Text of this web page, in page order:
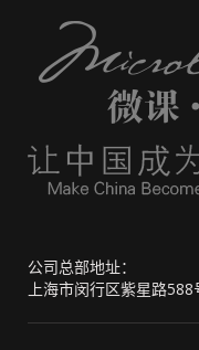
公司总部地址：
上海市闵行区紫星路